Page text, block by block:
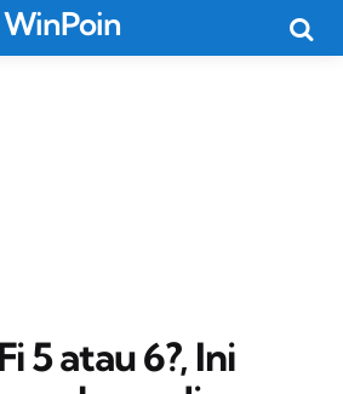
WinPoin
5 atau 6?, Ini